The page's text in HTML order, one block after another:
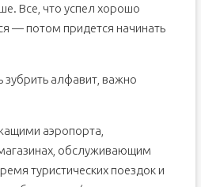
Все, что успел хорошо
— потом придется начинать
зубрить алфавит, важно
аэропорта,
обслуживающим
туристических поездок и